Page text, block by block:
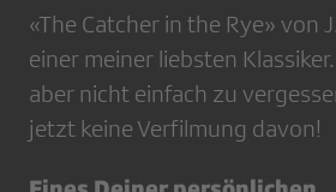
«The Catcher in the Rye» von
einer meiner liebsten
aber nicht einfach zu
jetzt keine Verfilmung davon!